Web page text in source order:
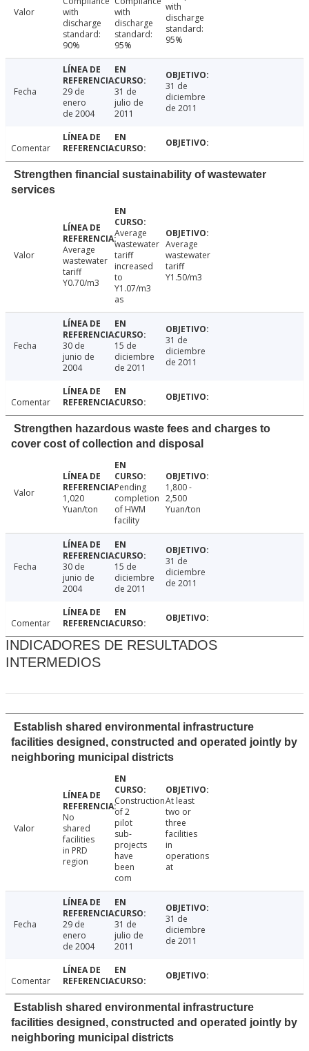
Valor
with
discharge
standard:
90%
with
discharge
standard:
95%
with
discharge
standard:
95%
Fecha
29 de
enero
de 2004
31 de
julio de
2011
31 de
diciembre
de 2011
Comentar
Strengthen financial sustainability of wastewater
services
Valor
Average
wastewater
tariff
Y0.70/m3
Average
wastewater
tariff
increased
to
Y1.07/m3
as
Average
wastewater
tariff
Y1.50/m3
Fecha
30 de
junio de
2004
15 de
diciembre
de 2011
31 de
diciembre
de 2011
Comentar
Strengthen hazardous waste fees and charges to
cover cost of collection and disposal
Valor
1,020
Yuan/ton
Pending
completion
of HWM
facility
1,800 -
2,500
Yuan/ton
Fecha
30 de
junio de
2004
15 de
diciembre
de 2011
31 de
diciembre
de 2011
Comentar
INDICADORES DE RESULTADOS
INTERMEDIOS
Establish shared environmental infrastructure
facilities designed, constructed and operated jointly by
neighboring municipal districts
Valor
No
shared
facilities
in PRD
region
Construction
of 2
pilot
sub-
projects
have
been
com
At least
two or
three
facilities
in
operations
at
Fecha
29 de
enero
de 2004
31 de
julio de
2011
31 de
diciembre
de 2011
Comentar
Establish shared environmental infrastructure
facilities designed, constructed and operated jointly by
neighboring municipal districts